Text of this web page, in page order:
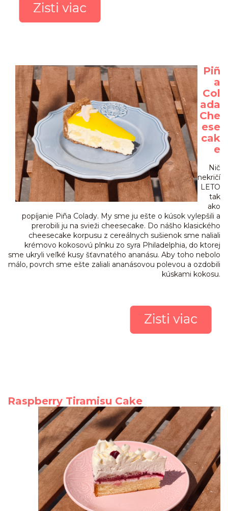
Piñ
a
Col
ada
Che
ese
cak
e
Nič
nekričí
LETO
tak
ako
popíjanie Piña Colady. My sme ju ešte o kúsok vylepšili a
prerobili ju na svieži cheesecake. Do nášho klasického
cheesecake korpusu z cereálnych sušienok sme naliali
krémovo kokosovú plnku zo syra Philadelphia, do ktorej
sme ukryli veľké kusy šťavnatého ananásu. Aby toho nebolo
málo, povrch sme ešte zaliali ananásovou polevou a ozdobili
kúskami kokosu.
Raspberry Tiramisu Cake